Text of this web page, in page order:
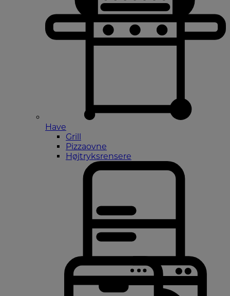
Have
Grill
Pizzaovne
Højtryksrensere